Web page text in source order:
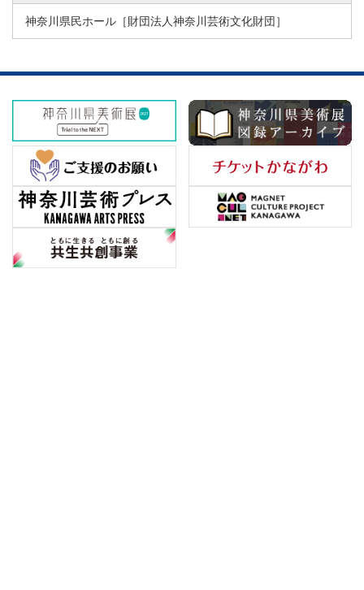
神奈川県民ホール［財団法人神奈川芸術文化財団］